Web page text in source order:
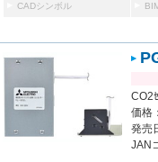
CADシンボル
CO2
価格
発売
JAN